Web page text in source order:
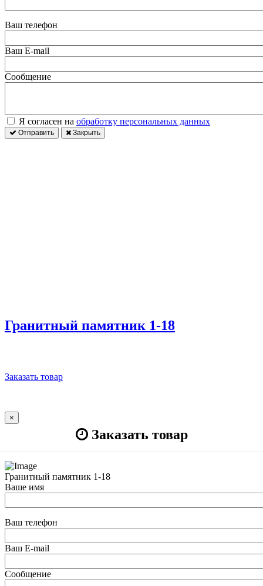
Ваш телефон
Ваш E-mail
Сообщение
Я согласен на обработку персональных данных
Отправить Закрыть
Гранитный памятник 1-18
Заказать товар
×
Заказать товар
Гранитный памятник 1-18
Ваше имя
Ваш телефон
Ваш E-mail
Сообщение